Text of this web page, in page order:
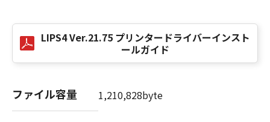
用されます：The SOFTWARE is a "commercial
item," as that term is defined at 48 C.F.R.
2.101 (Oct 1995), consisting of "commercial
terms are used in 48 C.F.R. 12.212 (Sept 1995).
Consistent with 48 C.F.R. 12.212 and 48 C.F.R.
LIPS4 Ver.21.75 プリンタードライバーインスト
ールガイド
ファイル容量 1,210,828byte